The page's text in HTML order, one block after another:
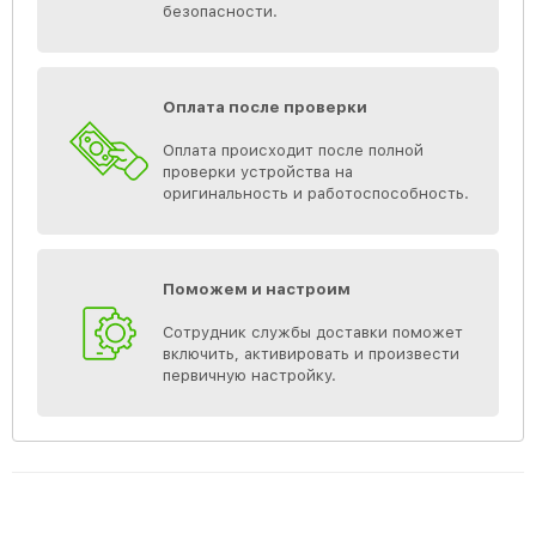
безопасности.
Оплата после проверки
Оплата происходит после полной
проверки устройства на
оригинальность и работоспособность.
Поможем и настроим
Сотрудник службы доставки поможет
включить, активировать и произвести
первичную настройку.